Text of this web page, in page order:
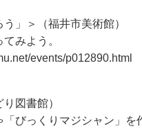
」＞（福井市美術館）
みよう。
events/p012890.html
図書館）
びっくりマジシャン」を